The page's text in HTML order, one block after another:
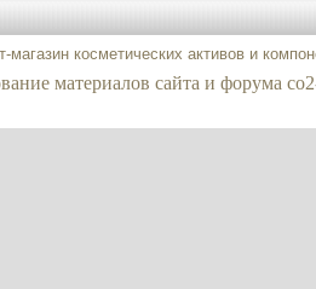
магазин косметических активов и
материалов сайта и форума